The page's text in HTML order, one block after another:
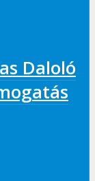
Daloló